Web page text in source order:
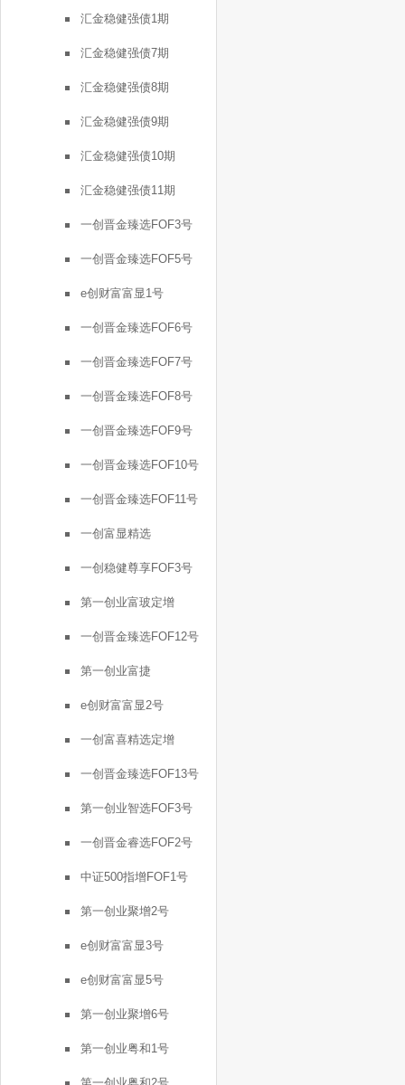
汇金稳健强债1期
汇金稳健强债7期
汇金稳健强债8期
汇金稳健强债9期
汇金稳健强债10期
汇金稳健强债11期
一创晋金臻选FOF3号
一创晋金臻选FOF5号
e创财富富显1号
一创晋金臻选FOF6号
一创晋金臻选FOF7号
一创晋金臻选FOF8号
一创晋金臻选FOF9号
一创晋金臻选FOF10号
一创晋金臻选FOF11号
一创富显精选
一创稳健尊享FOF3号
第一创业富玻定增
一创晋金臻选FOF12号
第一创业富捷
e创财富富显2号
一创富喜精选定增
一创晋金臻选FOF13号
第一创业智选FOF3号
一创晋金睿选FOF2号
中证500指增FOF1号
第一创业聚增2号
e创财富富显3号
e创财富富显5号
第一创业聚增6号
第一创业粤和1号